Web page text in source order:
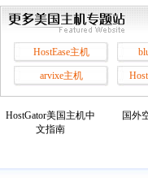
HostEase主机
arvixe主机
HostGator美国主机中
文指南
国外